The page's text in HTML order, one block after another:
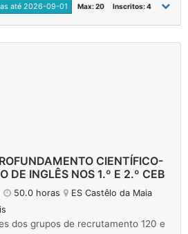
até 2026-09-01 Max: 20 Inscritos: 4
CIENTÍFICO-
DE INGLÊS NOS 1.º E 2.º CEB
50.0 horas
ES Castêlo da Maia
dos grupos de recrutamento 120 e